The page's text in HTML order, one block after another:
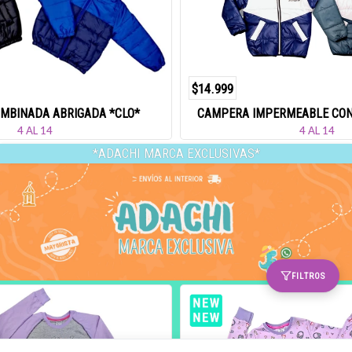
FILTROS
ABRIGADA *CLO*
4 AL 14
$14.999
CAMPERA IMPERMEABLE
4 AL 14
*ADACHI MARCA EXCLUSIVAS*